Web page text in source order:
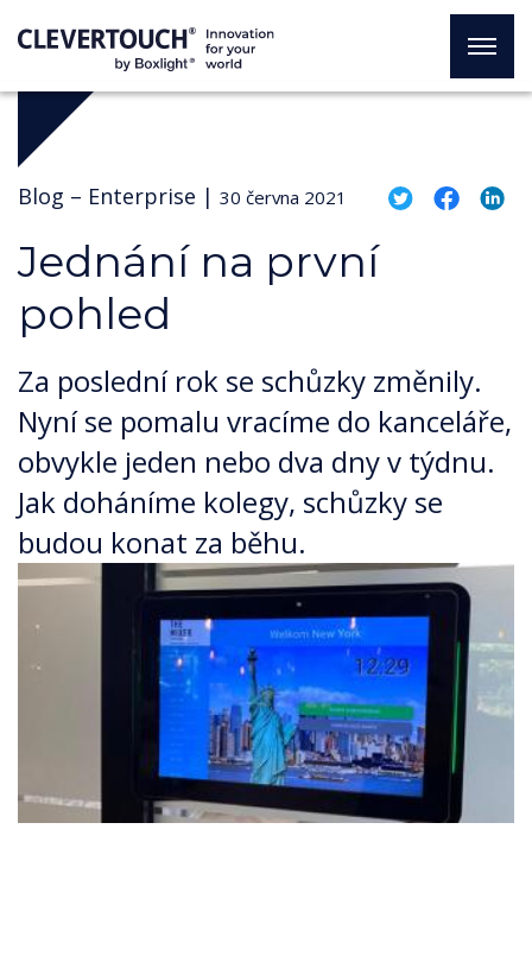
Blog – Enterprise | 30 června 2021
Jednání na první
pohled
Za poslední rok se schůzky změnily.
Nyní se pomalu vracíme do kanceláře,
obvykle jeden nebo dva dny v týdnu.
Jak doháníme kolegy, schůzky se
budou konat za běhu.